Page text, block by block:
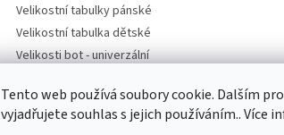
Tento web používá soubory cookie. Dalším
vyjadřujete souhlas s jejich používáním.. Více
Velikostní tabulky pánské
Velikostní tabulka dětské
Velikosti bot - univerzální
Velikosti bot - dle značek